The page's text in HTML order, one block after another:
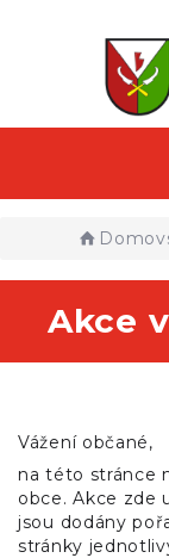
Akce
Vážení občané,
na této stránce
obce. Akce zde
jsou dodány
stránky